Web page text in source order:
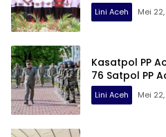
Lini Aceh Mei
Kasatpol PP
76 Satpol PP
Lini Aceh Mei